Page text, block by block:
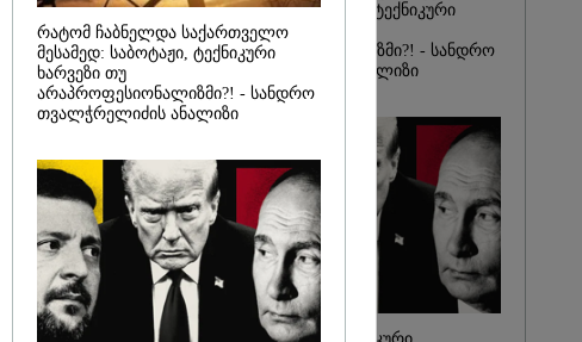
მესამედ: საბოტაჟი, ტექნიკური
ხარვეზი თუ
არაპროფესიონალიზმი?! - სანდრო
თვალჭრელიძის ანალიზი
რატომ ჩაბნელდა საქართველო
მესამედ: საბოტაჟი, ტექნიკური
ხარვეზი თუ
არაპროფესიონალიზმი?! - სანდრო
თვალჭრელიძის ანალიზი